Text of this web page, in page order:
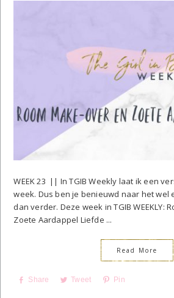
WEEK 23 || In TGIB Weekly laat ik een
week. Dus ben je benieuwd naar het wel
dan verder. Deze week in TGIB WEEKLY:
Zoete Aardappel Liefde ...
Read More
Share Tweet Pin